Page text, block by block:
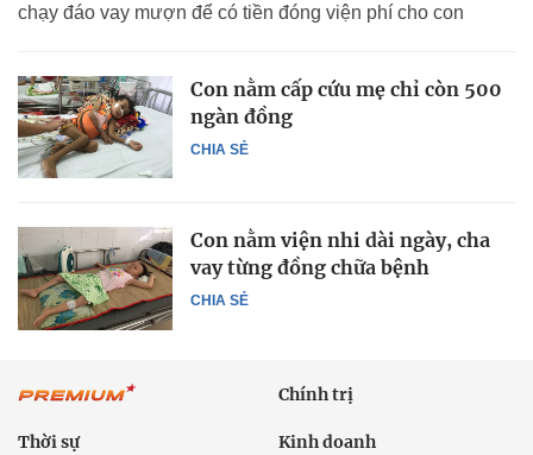
chạy đáo vay mượn để có tiền đóng viện phí cho con
CHIA SẺ
Con nằm cấp cứu mẹ chỉ còn 500
ngàn đồng
CHIA SẺ
Con nằm viện nhi dài ngày, cha
vay từng đồng chữa bệnh
Chính trị
Thời sự Kinh doanh